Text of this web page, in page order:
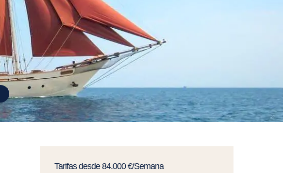
Tarifas desde 84.000 €/Semana